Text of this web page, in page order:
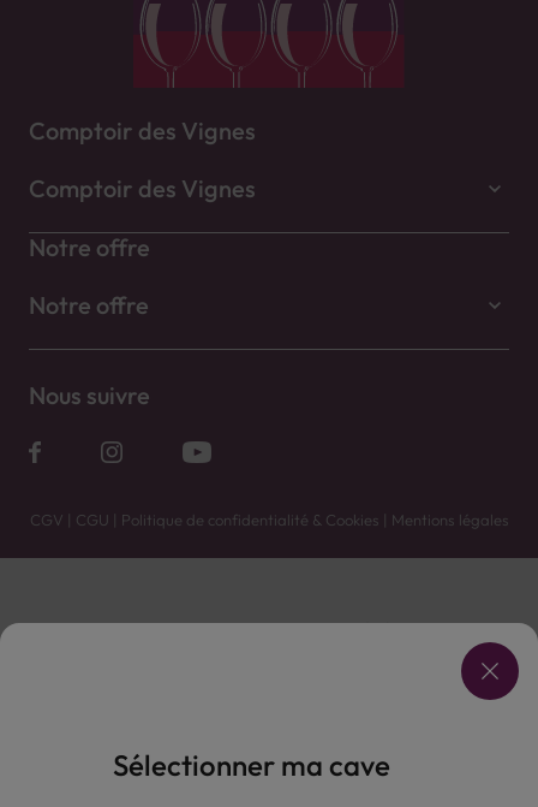
Comptoir des Vignes
Comptoir des Vignes
Notre offre
Notre offre
Nous suivre
CGV | CGU | Politique de confidentialité & Cookies | Mentions légales
Vente uniquement en caves. Contactez votre caviste pour plus de renseignements.
L'ABUS D'ALCOOL EST DANGEREUX POUR LA SANTÉ, À CONSOMMER AVEC MODÉRATION.
Sélectionner ma cave